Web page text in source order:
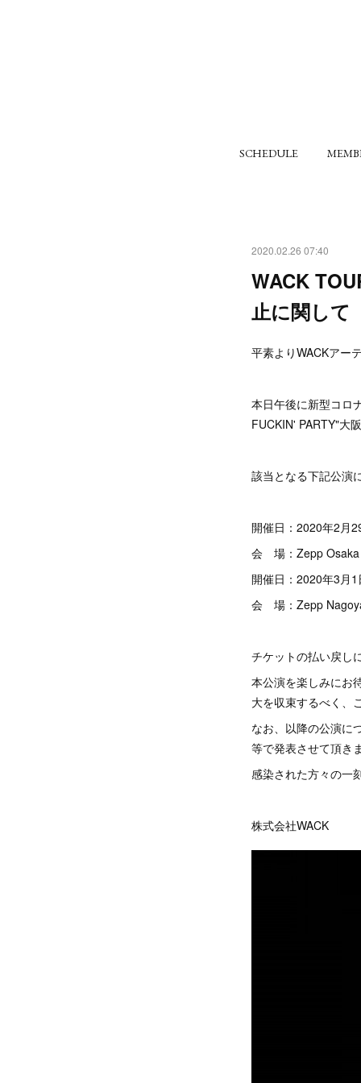
SCHEDULE
2020.02.26 07:40
WACK
止に関して
平素よりWACKアー
本日午後に新型コロ
FUCKIN' PARTY"大
該当となる下記公演
開催日：2020年2月
会 場：Zepp Osaka
開催日：2020年3月1
会 場：Zepp
チケットの払い戻し
本公演を楽しみにお
大を収束するべく、
なお、以降の公演に
等で発表させて頂き
感染された方々の一
株式会社WACK